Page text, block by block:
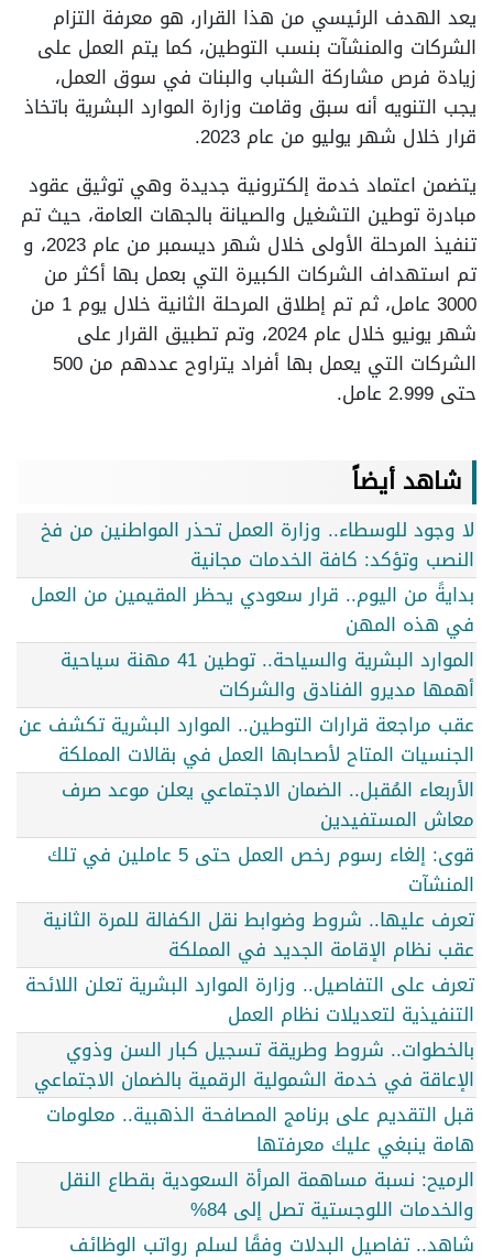
يعد الهدف الرئيسي من هذا القرار، هو معرفة التزام
الشركات والمنشآت بنسب التوطين، كما يتم العمل على
زيادة فرص مشاركة الشباب والبنات في سوق العمل،
يجب التنويه أنه سبق وقامت وزارة الموارد البشرية باتخاذ
قرار خلال شهر يوليو من عام 2023.
يتضمن اعتماد خدمة إلكترونية جديدة وهي توثيق عقود
مبادرة توطين التشغيل والصيانة بالجهات العامة، حيث تم
تنفيذ المرحلة الأولى خلال شهر ديسمبر من عام 2023، و
تم استهداف الشركات الكبيرة التي بعمل بها أكثر من
3000 عامل، ثم تم إطلاق المرحلة الثانية خلال يوم 1 من
شهر يونيو خلال عام 2024، وتم تطبيق القرار على
الشركات التي يعمل بها أفراد يتراوح عددهم من 500
حتى 2.999 عامل.
شاهد أيضاً
لا وجود للوسطاء.. وزارة العمل تحذر المواطنين من فخ
النصب وتؤكد: كافة الخدمات مجانية
بدايةً من اليوم.. قرار سعودي يحظر المقيمين من العمل
في هذه المهن
الموارد البشرية والسياحة.. توطين 41 مهنة سياحية
أهمها مديرو الفنادق والشركات
عقب مراجعة قرارات التوطين.. الموارد البشرية تكشف عن
الجنسيات المتاح لأصحابها العمل في بقالات المملكة
الأربعاء المُقبل.. الضمان الاجتماعي يعلن موعد صرف
معاش المستفيدين
قوى: إلغاء رسوم رخص العمل حتى 5 عاملين في تلك
المنشآت
تعرف عليها.. شروط وضوابط نقل الكفالة للمرة الثانية
عقب نظام الإقامة الجديد في المملكة
تعرف على التفاصيل.. وزارة الموارد البشرية تعلن اللائحة
التنفيذية لتعديلات نظام العمل
بالخطوات.. شروط وطريقة تسجيل كبار السن وذوي
الإعاقة في خدمة الشمولية الرقمية بالضمان الاجتماعي
قبل التقديم على برنامج المصافحة الذهبية.. معلومات
هامة ينبغي عليك معرفتها
الرميح: نسبة مساهمة المرأة السعودية بقطاع النقل
والخدمات اللوجستية تصل إلى 84%
شاهد.. تفاصيل البدلات وفقًا لسلم رواتب الوظائف